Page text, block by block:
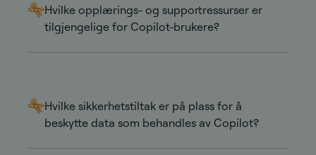
Hvilke opplærings- og supportressurser er
tilgjengelige for Copilot-brukere?
Hvilke sikkerhetstiltak er på plass for å
beskytte data som behandles av Copilot?